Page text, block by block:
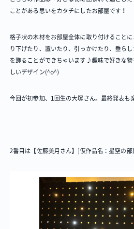
ことがある思いをカタチにしたお部屋です！
格子状の木材をお部屋全体に取り付けること
り下げたり、置いたり、引っかけたり、垂ら
を飾ることができちゃいます♪趣味で好きな
しいデザイン(^o^)
今回が初参加、1回生の大塚さん。最終発表も
2番目は【佐藤美月さん】[仮作品名：星空の部